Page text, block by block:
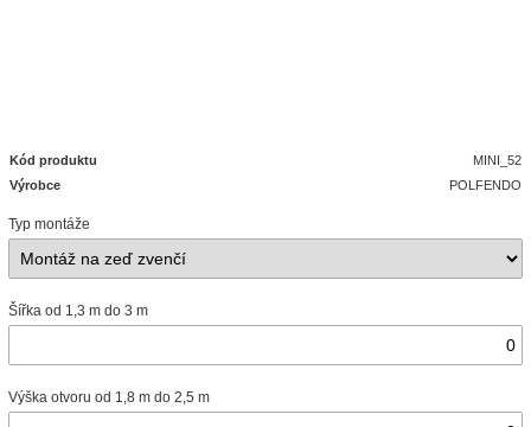
Kód produktu
MINI_52
Výrobce
POLFENDO
Typ montáže
Šířka od 1,3 m do 3 m
Výška otvoru od 1,8 m do 2,5 m